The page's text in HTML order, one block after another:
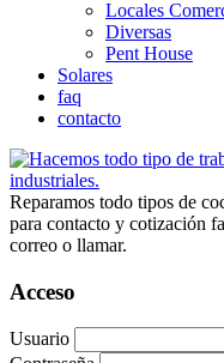
Locales
Diversas
Pent House
Solares
faq
contacto
Reparamos todo tipos de
para contacto y cotización
correo o llamar.
Acceso
Usuario